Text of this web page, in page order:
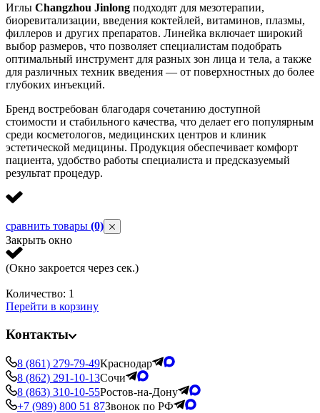
Иглы Changzhou Jinlong подходят для мезотерапии,
биоревитализации, введения коктейлей, витаминов, плазмы,
филлеров и других препаратов. Линейка включает широкий
выбор размеров, что позволяет специалистам подобрать
оптимальный инструмент для разных зон лица и тела, а также
для различных техник введения — от поверхностных до более
глубоких инъекций.
Бренд востребован благодаря сочетанию доступной
стоимости и стабильного качества, что делает его популярным
среди косметологов, медицинских центров и клиник
эстетической медицины. Продукция обеспечивает комфорт
пациента, удобство работы специалиста и предсказуемый
результат процедур.
сравнить товары (0)
Закрыть окно
(Окно закроется через сек.)
Количество: 1
Перейти в корзину
Контакты
8 (861) 279-79-49Краснодар
8 (862) 291-10-13Сочи
8 (863) 310-10-55Ростов-на-Дону
+7 (989) 800 51 87Звонок по РФ